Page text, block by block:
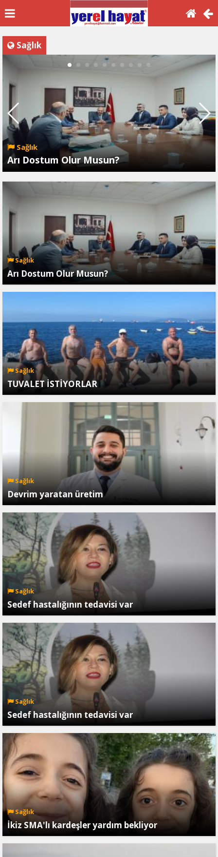
Sağlık
Sağlık
Arı Dostum Olur Musun?
Sağlık
Arı Dostum Olur Musun?
Sağlık
TUVALET İSTİYORLAR
Sağlık
Devrim yaratan üretim
Sağlık
Sedef hastalığının tedavisi var
Sağlık
Sedef hastalığının tedavisi var
Sağlık
İkiz SMA'lı kardeşler yardım bekliyor